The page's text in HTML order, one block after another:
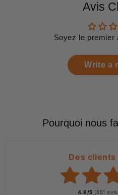
Avis
Soyez le premier
Write a
Pourquoi nous
Des
4.6/5 (651